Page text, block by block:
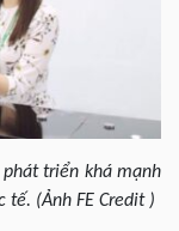
triển khá mạnh
(Ảnh FE Credit )